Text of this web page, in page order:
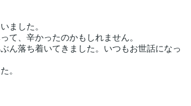
ました。
て、辛かったのかもしれません。
ん落ち着いてきました。いつもお世話になっ
。